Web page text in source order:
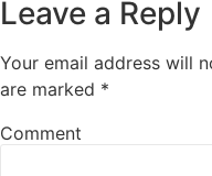
Leave a Reply
Your email address will
are marked *
Comment